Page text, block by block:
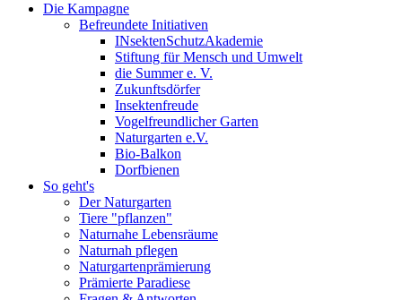
Die Kampagne
Befreundete Initiativen
INsektenSchutzAkademie
Stiftung für Mensch und Umwelt
die Summer e. V.
Zukunftsdörfer
Insektenfreude
Vogelfreundlicher Garten
Naturgarten e.V.
Bio-Balkon
Dorfbienen
So geht's
Der Naturgarten
Tiere "pflanzen"
Naturnahe Lebensräume
Naturnah pflegen
Naturgartenprämierung
Prämierte Paradiese